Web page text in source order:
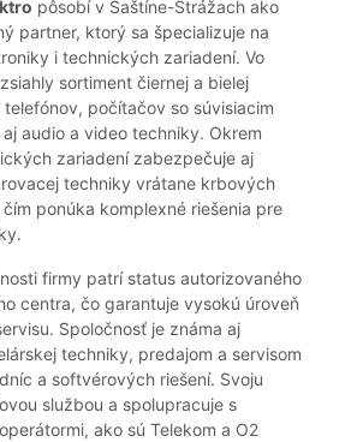
pôsobí v Šaštíne-Strážach ako
partner, ktorý sa špecializuje na
i technických zariadení. Vo
sortiment čiernej a bielej
počítačov so súvisiacim
audio a video techniky. Okrem
zariadení zabezpečuje aj
techniky vrátane krbových
ponúka komplexné riešenia pre
firmy patrí status autorizovaného
centra, čo garantuje vysokú úroveň
Spoločnosť je známa aj
techniky, predajom a servisom
a softvérových riešení. Svoju
službou a spolupracuje s
ako sú Telekom a O2